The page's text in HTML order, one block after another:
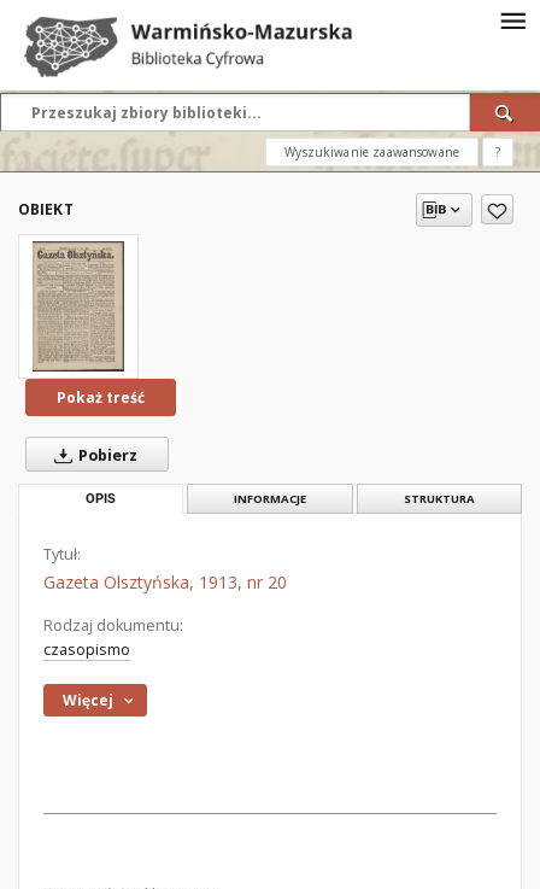
Wyszukiwanie zaawansowane ?
OBIEKT
Pokaż treść
Pobierz
OPIS INFORMACJE STRUKTURA
Tytuł:
Gazeta Olsztyńska, 1913, nr 20
Rodzaj dokumentu:
czasopismo
Więcej